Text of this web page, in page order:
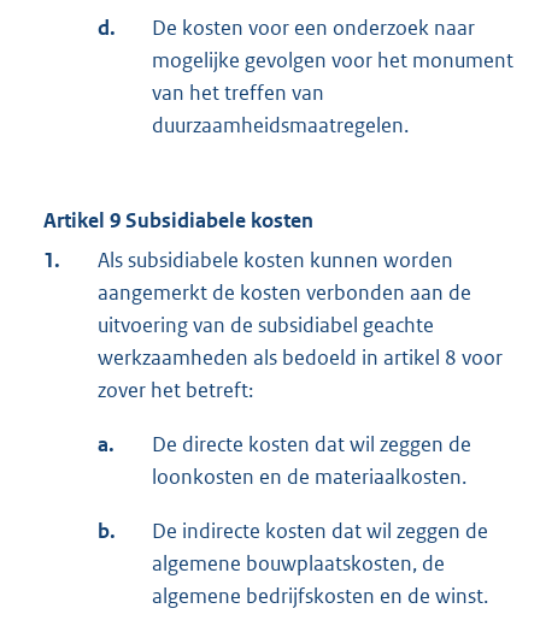
d.
De kosten voor een onderzoek naar
mogelijke gevolgen voor het monument
van het treffen van
duurzaamheidsmaatregelen.
Artikel 9 Subsidiabele kosten
1.
Als subsidiabele kosten kunnen worden
aangemerkt de kosten verbonden aan de
uitvoering van de subsidiabel geachte
werkzaamheden als bedoeld in artikel 8 voor
zover het betreft:
a.
De directe kosten dat wil zeggen de
loonkosten en de materiaalkosten.
b.
De indirecte kosten dat wil zeggen de
algemene bouwplaatskosten, de
algemene bedrijfskosten en de winst.